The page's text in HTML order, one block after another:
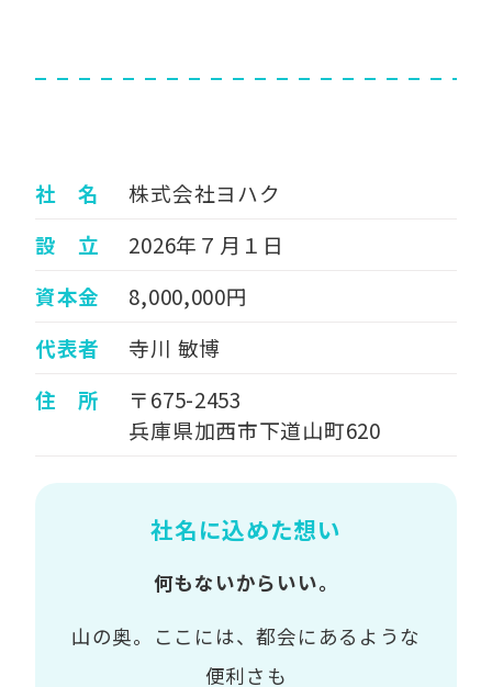
社 名
株式会社ヨハク
設 立
2026年７月１日
資本金
8,000,000円
代表者
寺川 敏博
住 所
〒675-2453
兵庫県加西市下道山町620
社名に込めた想い
何もないからいい。
山の奥。ここには、都会にあるような
便利さも